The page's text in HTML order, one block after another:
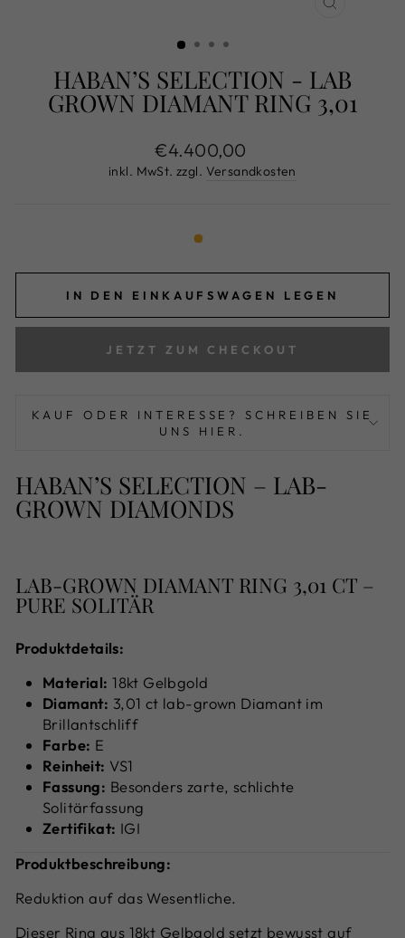
HABAN’S SELECTION - LAB
GROWN DIAMANT RING 3,01
Normaler
Preis
€4.400,00
inkl. MwSt. zzgl. Versandkosten
IN DEN EINKAUFSWAGEN LEGEN
JETZT ZUM CHECKOUT
KAUF ODER INTERESSE? SCHREIBEN SIE
UNS HIER.
HABAN’S SELECTION – LAB-
GROWN DIAMONDS
LAB-GROWN DIAMANT RING 3,01 CT –
PURE SOLITÄR
Produktdetails:
Material: 18kt Gelbgold
Diamant: 3,01 ct lab-grown Diamant im
Brillantschliff
Farbe: E
Reinheit: VS1
Fassung: Besonders zarte, schlichte
Solitärfassung
Zertifikat: IGI
Produktbeschreibung:
Reduktion auf das Wesentliche.
Dieser Ring aus 18kt Gelbgold setzt bewusst auf